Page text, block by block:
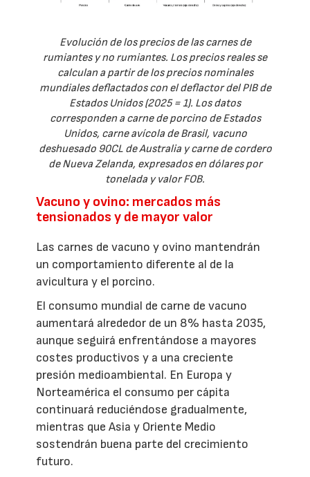
Evolución de los precios de las carnes de
rumiantes y no rumiantes. Los precios reales se
calculan a partir de los precios nominales
mundiales deflactados con el deflactor del PIB de
Estados Unidos (2025 = 1). Los datos
corresponden a carne de porcino de Estados
Unidos, carne avícola de Brasil, vacuno
deshuesado 90CL de Australia y carne de cordero
de Nueva Zelanda, expresados en dólares por
tonelada y valor FOB.
Vacuno y ovino: mercados más
tensionados y de mayor valor
Las carnes de vacuno y ovino mantendrán
un comportamiento diferente al de la
avicultura y el porcino.
El consumo mundial de carne de vacuno
aumentará alrededor de un 8% hasta 2035,
aunque seguirá enfrentándose a mayores
costes productivos y a una creciente
presión medioambiental. En Europa y
Norteamérica el consumo per cápita
continuará reduciéndose gradualmente,
mientras que Asia y Oriente Medio
sostendrán buena parte del crecimiento
futuro.